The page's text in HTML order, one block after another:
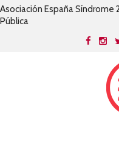
Asociación España Síndrome
Pública